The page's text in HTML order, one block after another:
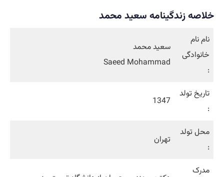
خلاصه زندگینامه سعید محمد
نام نام
خانوادگی
:
سعید محمد
Saeed Mohammad
تاریخ تولد
:
1347
محل تولد
:
تهران
مدرک